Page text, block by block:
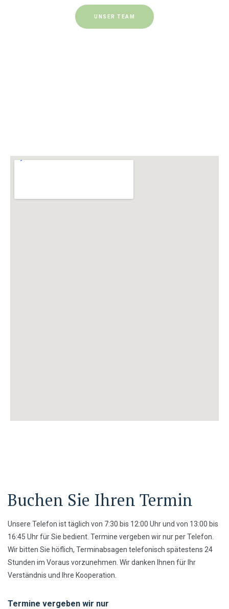
UNSER TEAM
Buchen Sie Ihren Termin
Unsere Telefon ist täglich von 7:30 bis 12:00 Uhr und von 13:00 bis
16:45 Uhr für Sie bedient. Termine vergeben wir nur per Telefon.
Wir bitten Sie höflich, Terminabsagen telefonisch spätestens 24
Stunden im Voraus vorzunehmen. Wir danken Ihnen für Ihr
Verständnis und Ihre Kooperation.
Termine vergeben wir nur